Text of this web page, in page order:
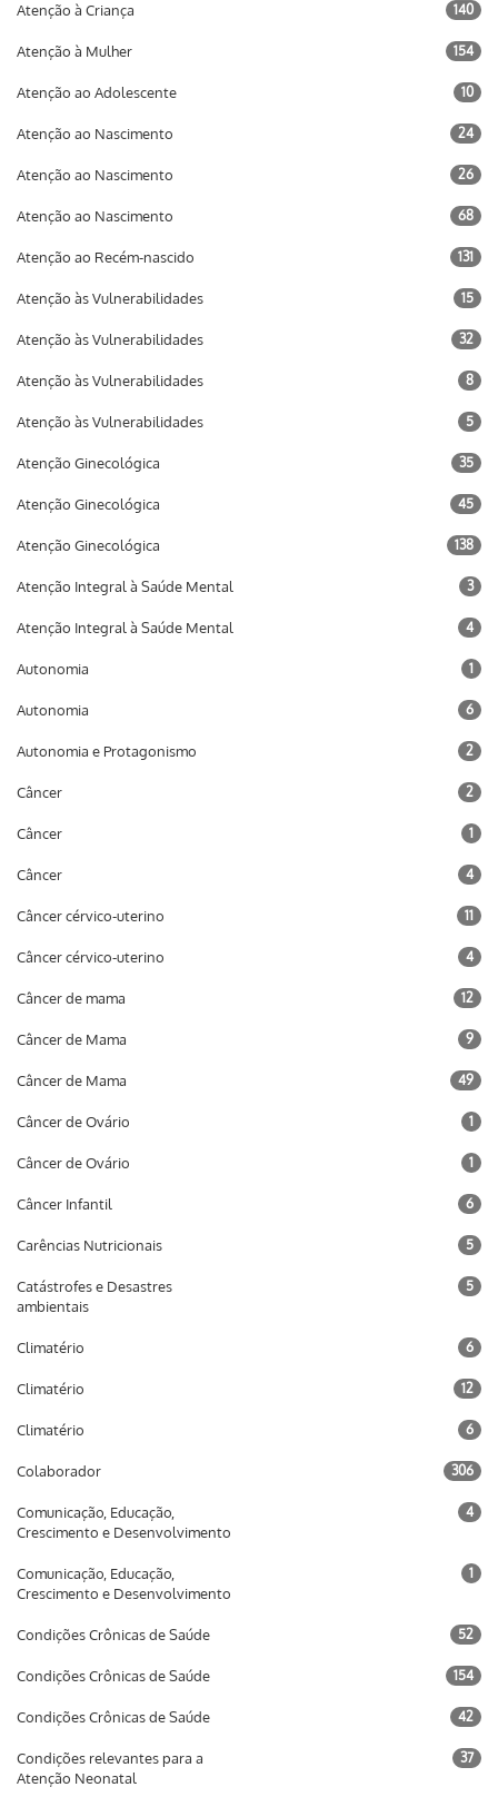
Atenção à Criança 140
Atenção à Mulher 154
Atenção ao Adolescente 10
Atenção ao Nascimento 24
Atenção ao Nascimento 26
Atenção ao Nascimento 68
Atenção ao Recém-nascido 131
Atenção às Vulnerabilidades 15
Atenção às Vulnerabilidades 32
Atenção às Vulnerabilidades 8
Atenção às Vulnerabilidades 5
Atenção Ginecológica 35
Atenção Ginecológica 45
Atenção Ginecológica 138
Atenção Integral à Saúde Mental 3
Atenção Integral à Saúde Mental 4
Autonomia 1
Autonomia 6
Autonomia e Protagonismo 2
Câncer 2
Câncer 1
Câncer 4
Câncer cérvico-uterino 11
Câncer cérvico-uterino 4
Câncer de mama 12
Câncer de Mama 9
Câncer de Mama 49
Câncer de Ovário 1
Câncer de Ovário 1
Câncer Infantil 6
Carências Nutricionais 5
Catástrofes e Desastres
ambientais
5
Climatério 6
Climatério 12
Climatério 6
Colaborador 306
Comunicação, Educação,
Crescimento e Desenvolvimento
4
Comunicação, Educação,
Crescimento e Desenvolvimento
1
Condições Crônicas de Saúde 52
Condições Crônicas de Saúde 154
Condições Crônicas de Saúde 42
Condições relevantes para a
Atenção Neonatal
37